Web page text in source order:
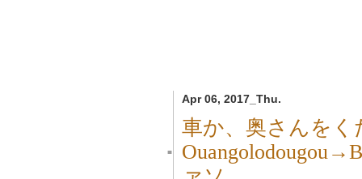
Apr 06, 2017_Thu.
■
車か、奥さんをく